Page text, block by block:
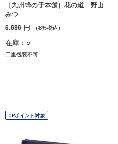
［九州蜂の子本舗］花の道 野山
みつ
6,696 円 （8%税込）
在庫：○
二重包装不可
OPポイント対象